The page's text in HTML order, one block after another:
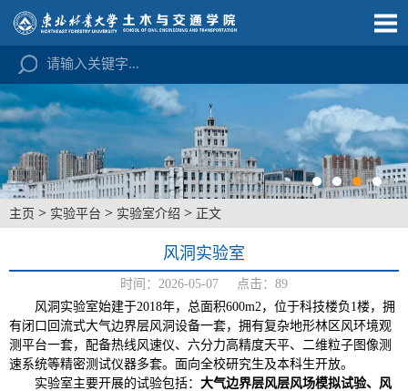
主页 > 实验平台 > 实验室介绍 > 正文
风洞实验室
时间：2026-05-07 点击： 89
风洞实验室始建于2018年，总面积600m2，位于科技楼负1楼，拥
有闭口回流式大气边界层风洞设备一套，拥有复杂地形林区风环境观
测平台一套，配备热线风速仪、六分力高精度天平、二维粒子图像测
速系统等精密测试仪器多套。面向全校研究生及本科生开放。
实验室主要开展的试验包括： 大气边界层风层风场模拟试验、风